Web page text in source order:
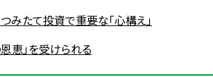
たて投資で重要な「心構え」
恵」を受けられる